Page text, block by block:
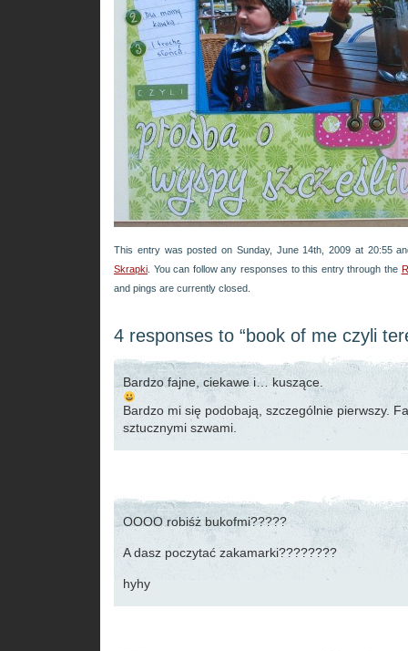
This entry was posted on Sunday, June 14th, 2009 at 20:55
Skrapki . You can follow any responses to this entry through the
and pings are currently closed.
4 responses to “book of me czyli
Bardzo fajne, ciekawe i… kuszące.
Bardzo mi się podobają, szczególnie pierwszy.
sztucznymi szwami.
OOOO robiśż bukofmi?????
A dasz poczytać zakamarki????????
hyhy